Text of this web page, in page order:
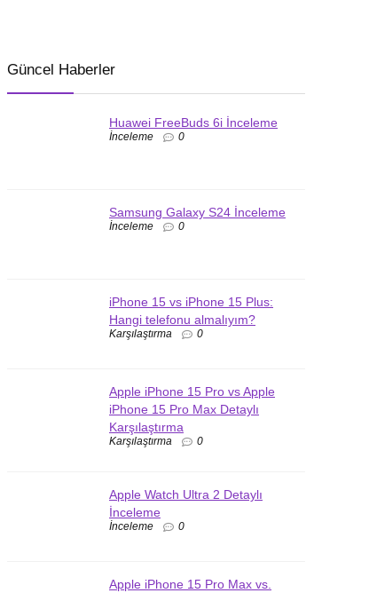
Güncel Haberler
Huawei FreeBuds 6i İnceleme
İnceleme 0
Samsung Galaxy S24 İnceleme
İnceleme 0
iPhone 15 vs iPhone 15 Plus:
Hangi telefonu almalıyım?
Karşılaştırma 0
Apple iPhone 15 Pro vs Apple
iPhone 15 Pro Max Detaylı
Karşılaştırma
Karşılaştırma 0
Apple Watch Ultra 2 Detaylı
İnceleme
İnceleme 0
Apple iPhone 15 Pro Max vs.